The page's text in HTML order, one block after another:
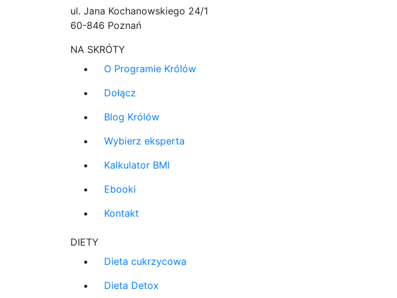
ul. Jana Kochanowskiego 24/1
60-846 Poznań
NA SKRÓTY
O Programie Królów
Dołącz
Blog Królów
Wybierz eksperta
Kalkulator BMI
Ebooki
Kontakt
DIETY
Dieta cukrzycowa
Dieta Detox